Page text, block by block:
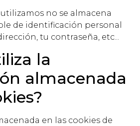
no se almacena
de identificación personal
tu contraseña, etc...
la
almacenada
en las cookies de